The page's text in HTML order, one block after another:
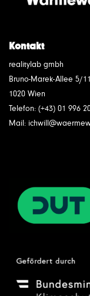
Kontakt
realitylab gmbh
Bruno-Marek-Allee 5/
1020 Wien
Telefon: (+43) 01 996
Mail: